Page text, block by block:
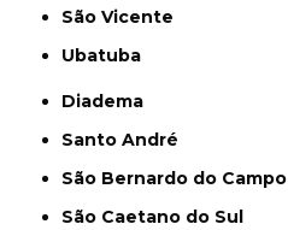
São Vicente
Ubatuba
Diadema
Santo André
São Bernardo do Campo
São Caetano do Sul